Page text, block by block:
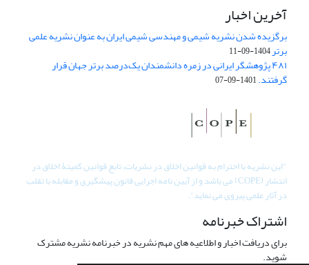
آخرین اخبار
برگزیده شدن نشریه شیمی و مهندسی شیمی ایران به عنوان نشریه علمی
برتر1404-09-11
۴۸۱ پژوهشگر ایرانی در زمره دانشمندان یک‌درصد برتر جهان قرار
گرفتند.1401-09-07
"این نشریه با احترام به قوانین اخلاق در نشریات، تابع قوانین کمیتۀ اخلاق در
انتشار (COPE) می باشد و از آیین نامه اجرایی قانون پیشگیری و مقابله با تقلب
در آثار علمی پیروی می نماید".
اشتراک خبرنامه
برای دریافت اخبار و اطلاعیه های مهم نشریه در خبرنامه نشریه مشترک
شوید.